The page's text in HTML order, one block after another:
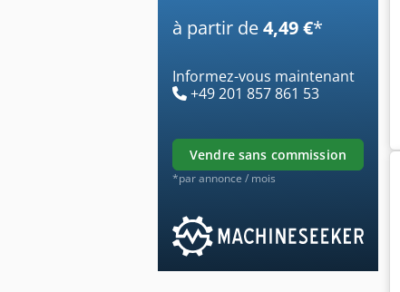
à partir de4,49 €*
Informez-vous maintenant
+49 201 857 861 53
vendre sans commission
*par annonce / mois